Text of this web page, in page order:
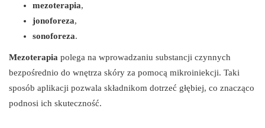
mezoterapia,
jonoforeza,
sonoforeza.
Mezoterapia polega na wprowadzaniu substancji czynnych
bezpośrednio do wnętrza skóry za pomocą mikroiniekcji. Taki
sposób aplikacji pozwala składnikom dotrzeć głębiej, co znacząco
podnosi ich skuteczność.